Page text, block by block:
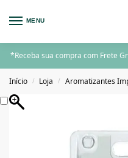
MENU
*Receba sua compra com Frete
Início / Loja / Aromatizantes